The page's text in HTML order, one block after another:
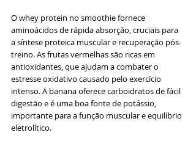
O whey protein no smoothie fornece
aminoácidos de rápida absorção, cruciais para
a síntese proteica muscular e recuperação pós-
treino. As frutas vermelhas são ricas em
antioxidantes, que ajudam a combater o
estresse oxidativo causado pelo exercício
intenso. A banana oferece carboidratos de fácil
digestão e é uma boa fonte de potássio,
importante para a função muscular e equilíbrio
eletrolítico.